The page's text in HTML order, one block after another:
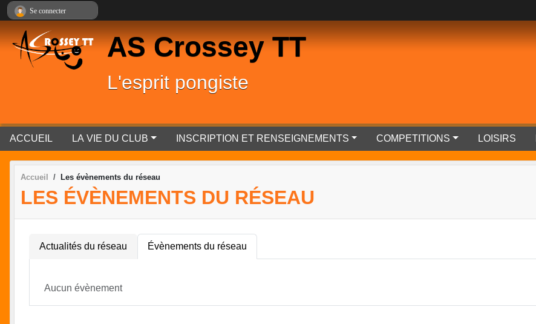
AS Crossey TT
L'esprit pongiste
ACCUEIL LA VIE DU CLUB INSCRIPTION ET RENSEIGNEMENTS COMPETITIONS LOISIRS
Accueil Les évènements du réseau
LES ÉVÈNEMENTS DU RÉSEAU
Actualités du réseau Évènements du réseau
Aucun évènement
Se connecter
Panneau de gestion des cookies